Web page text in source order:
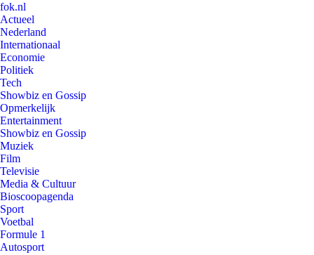
fok.nl
Actueel
Nederland
Internationaal
Economie
Politiek
Tech
Showbiz en Gossip
Opmerkelijk
Entertainment
Showbiz en Gossip
Muziek
Film
Televisie
Media & Cultuur
Bioscoopagenda
Sport
Voetbal
Formule 1
Autosport